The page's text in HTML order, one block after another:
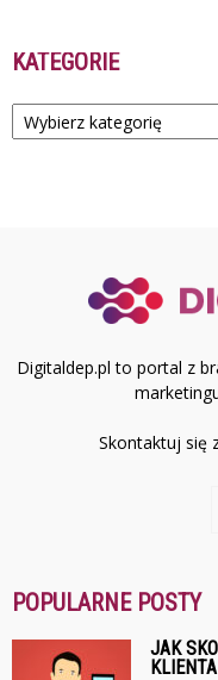
KATEGORIE
Kategorie
Digitaldep.pl to portal z
Skontaktuj się
POPULARNE POSTY
JAK